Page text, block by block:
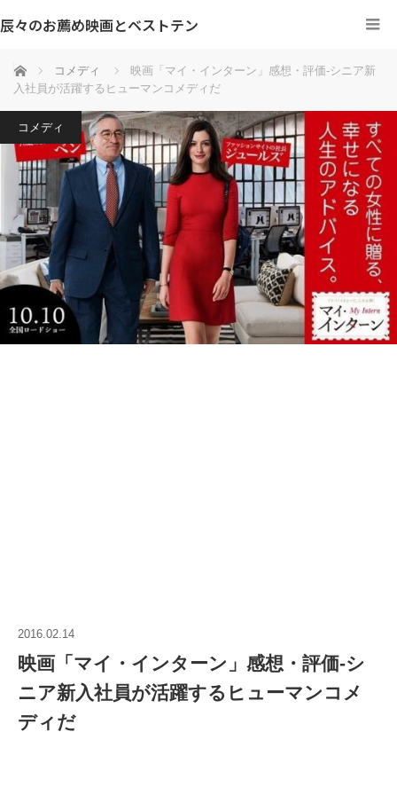
辰々のお薦め映画とベストテン
ホーム コメディ
映画「マイ・インターン」感想・評価‐シニア新
入社員が活躍するヒューマンコメディだ
コメディ
2016.02.14
映画「マイ・インターン」感想・評価‐シ
ニア新入社員が活躍するヒューマンコメ
ディだ